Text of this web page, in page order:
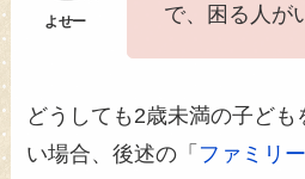
で、困る人が
どうしても2歳未満の子ど
い場合、後述の「 ファミリ